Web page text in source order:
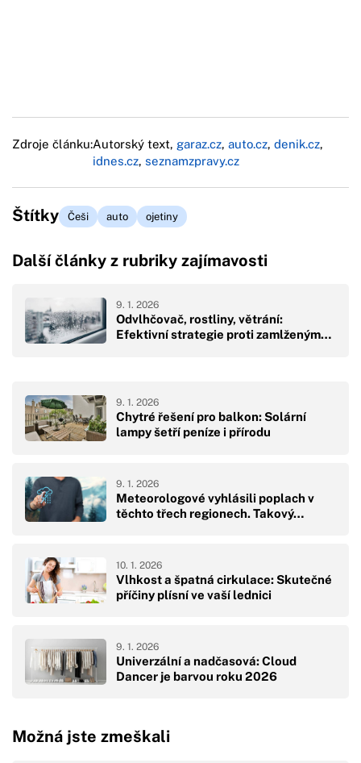
Zdroje článku:Autorský text, garaz.cz, auto.cz, denik.cz,
idnes.cz, seznamzpravy.cz
Štítky Češi auto ojetiny
Další články z rubriky zajímavosti
Odvlhčovač, rostliny, větrání:
Efektivní strategie proti zamlženým…
9. 1. 2026
Chytré řešení pro balkon: Solární
lampy šetří peníze i přírodu
9. 1. 2026
Meteorologové vyhlásili poplach v
těchto třech regionech. Takový…
9. 1. 2026
Vlhkost a špatná cirkulace: Skutečné
příčiny plísní ve vaší lednici
10. 1. 2026
Univerzální a nadčasová: Cloud
Dancer je barvou roku 2026
9. 1. 2026
Možná jste zmeškali